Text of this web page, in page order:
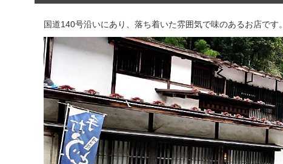
国道140号沿いにあり、落ち着いた雰囲気で味のあるお店です。